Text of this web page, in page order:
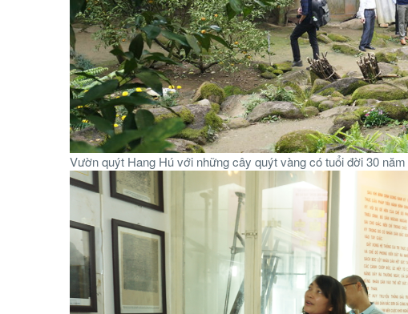
Vườn quýt Hang Hú với những cây quýt vàng có tuổi đời 30 năm